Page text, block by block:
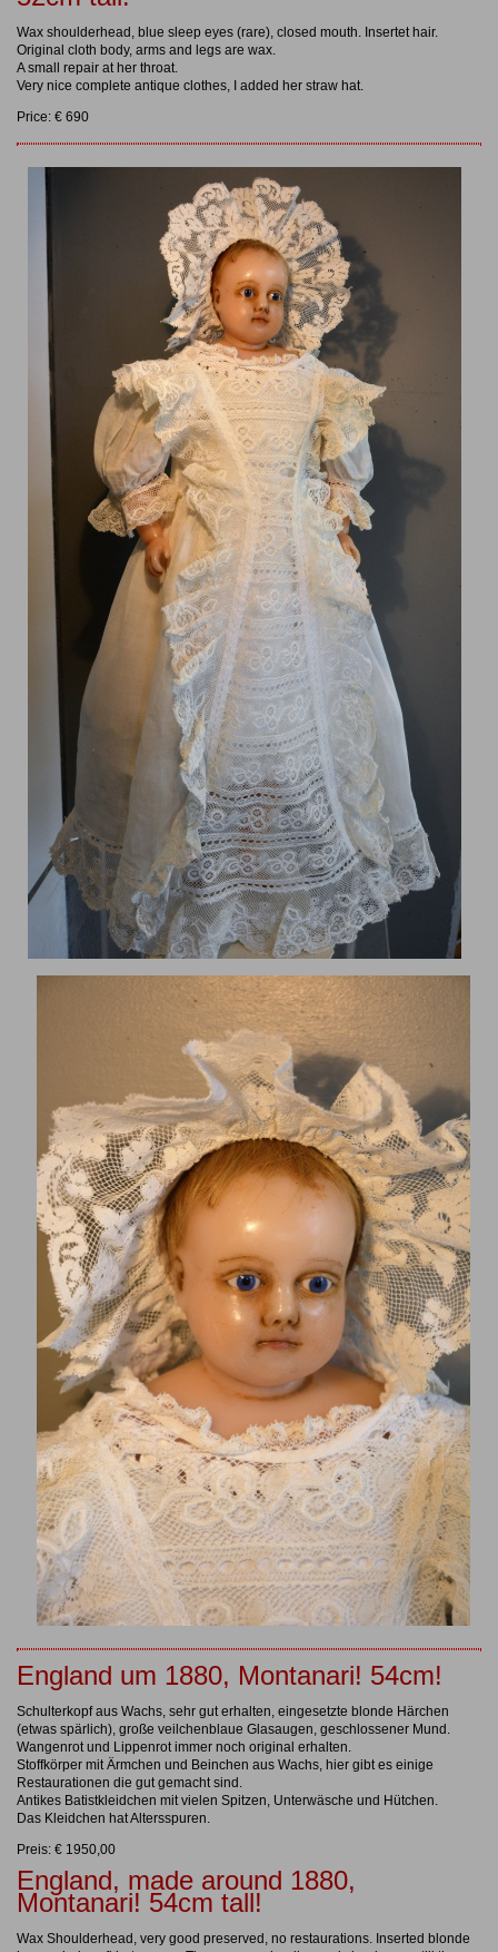
Wax shoulderhead, blue sleep eyes (rare), closed mouth. Insertet hair.
Original cloth body, arms and legs are wax.
A small repair at her throat.
Very nice complete antique clothes, I added her straw hat.
Price: € 690
England um 1880, Montanari! 54cm!
Schulterkopf aus Wachs, sehr gut erhalten, eingesetzte blonde Härchen
(etwas spärlich), große veilchenblaue Glasaugen, geschlossener Mund.
Wangenrot und Lippenrot immer noch original erhalten.
Stoffkörper mit Ärmchen und Beinchen aus Wachs, hier gibt es einige
Restaurationen die gut gemacht sind.
Antikes Batistkleidchen mit vielen Spitzen, Unterwäsche und Hütchen.
Das Kleidchen hat Altersspuren.
Preis: € 1950,00
England, made around 1880,
Montanari! 54cm tall!
Wax Shoulderhead, very good preserved, no restaurations. Inserted blonde